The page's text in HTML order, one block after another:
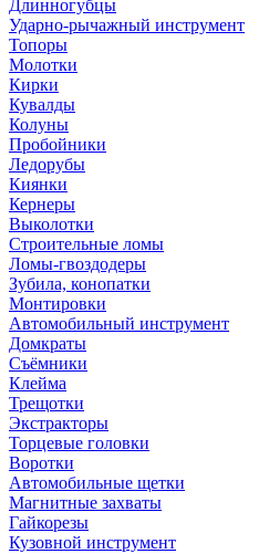
Длинногубцы
Ударно-рычажный инструмент
Топоры
Молотки
Кирки
Кувалды
Колуны
Пробойники
Ледорубы
Киянки
Кернеры
Выколотки
Строительные ломы
Ломы-гвоздодеры
Зубила, конопатки
Монтировки
Автомобильный инструмент
Домкраты
Съёмники
Клейма
Трещотки
Экстракторы
Торцевые головки
Воротки
Автомобильные щетки
Магнитные захваты
Гайкорезы
Кузовной инструмент